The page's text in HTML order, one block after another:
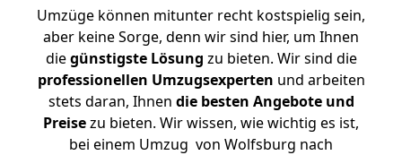
Umzüge können mitunter recht kostspielig sein,
aber keine Sorge, denn wir sind hier, um Ihnen
diegünstigste Lösung zu bieten. Wir sind die
professionellen Umzugsexperten und arbeiten
stets daran, Ihnen die besten Angebote und
Preisezu bieten. Wir wissen, wie wichtig es ist,
bei einem Umzug von Wolfsburg nach